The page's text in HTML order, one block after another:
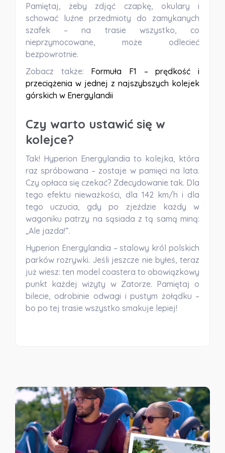
Pamiętaj, żeby zdjąć czapkę, okulary i
schować luźne przedmioty do zamykanych
szafek – na trasie wszystko, co
nieprzymocowane, może odlecieć
bezpowrotnie.
Zobacz także: Formuła F1 – prędkość i
przeciążenia w jednej z najszybszych kolejek
górskich w Energylandii
Czy warto ustawić się w
kolejce?
Tak! Hyperion Energylandia to kolejka, która
raz spróbowana – zostaje w pamięci na lata.
Czy opłaca się czekać? Zdecydowanie tak. Dla
tego efektu nieważkości , dla 142 km/h i dla
tego uczucia, gdy po zjeździe każdy w
wagoniku patrzy na sąsiada z tą samą miną:
„Ale jazda!”.
Hyperion Energylandia – stalowy król polskich
parków rozrywki. Jeśli jeszcze nie byłeś, teraz
już wiesz: ten model coastera to obowiązkowy
punkt każdej wizyty w Zatorze. Pamiętaj o
bilecie, odrobinie odwagi i pustym żołądku –
bo po tej trasie wszystko smakuje lepiej!